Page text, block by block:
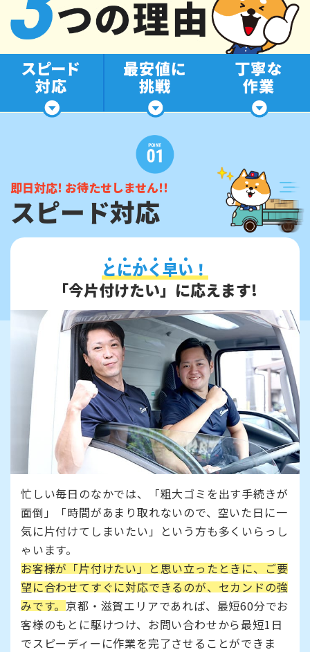
即日対応! お待たせしません!!
スピード対応
とにかく早い ！
「今片付けたい」に応えます!
忙しい毎日のなかでは、「粗大ゴミを出す手続きが
面倒」「時間があまり取れないので、空いた日に一
気に片付けてしまいたい」という方も多くいらっし
ゃいます。
お客様が「片付けたい」と思い立ったときに、ご要
望に合わせてすぐに対応できるのが、セカンドの強
みです。京都・滋賀エリアであれば、最短60分でお
客様のもとに駆けつけ、お問い合わせから最短1日
でスピーディーに作業を完了させることができま